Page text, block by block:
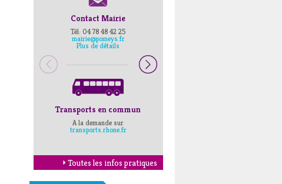
Contact Mairie
Tél: 04 78 48 42 25
mairie@pomeys.fr
Plus de détails
Transports en commun
A la demande sur
transports.rhone.fr
Toutes les infos pratiques